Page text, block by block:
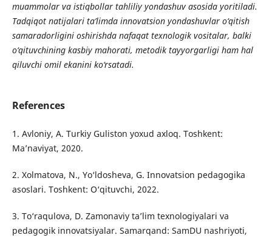
muammolar va istiqbollar tahliliy yondashuv asosida yoritiladi.
Tadqiqot natijalari ta’limda innovatsion yondashuvlar o‘qitish
samaradorligini oshirishda nafaqat texnologik vositalar, balki
o‘qituvchining kasbiy mahorati, metodik tayyorgarligi ham hal
qiluvchi omil ekanini ko‘rsatadi.
References
1. Avloniy, A. Turkiy Guliston yoxud axloq. Toshkent:
Ma’naviyat, 2020.
2. Xolmatova, N., Yo‘ldosheva, G. Innovatsion pedagogika
asoslari. Toshkent: O‘qituvchi, 2022.
3. To‘raqulova, D. Zamonaviy ta’lim texnologiyalari va
pedagogik innovatsiyalar. Samarqand: SamDU nashriyoti,